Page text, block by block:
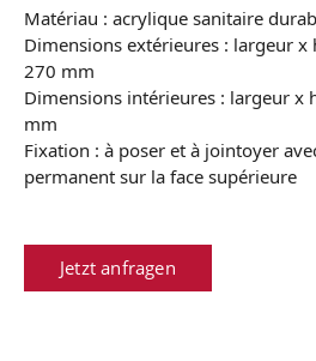
Matériau : acrylique sanitaire
Dimensions extérieures : largeur x
270 mm
Dimensions intérieures : largeur x
mm
Fixation : à poser et à jointoyer
permanent sur la face supérieure
Jetzt anfragen